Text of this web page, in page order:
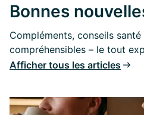
Bonnes
Compléments, conseils
compréhensibles – le tout
Afficher tous les articles